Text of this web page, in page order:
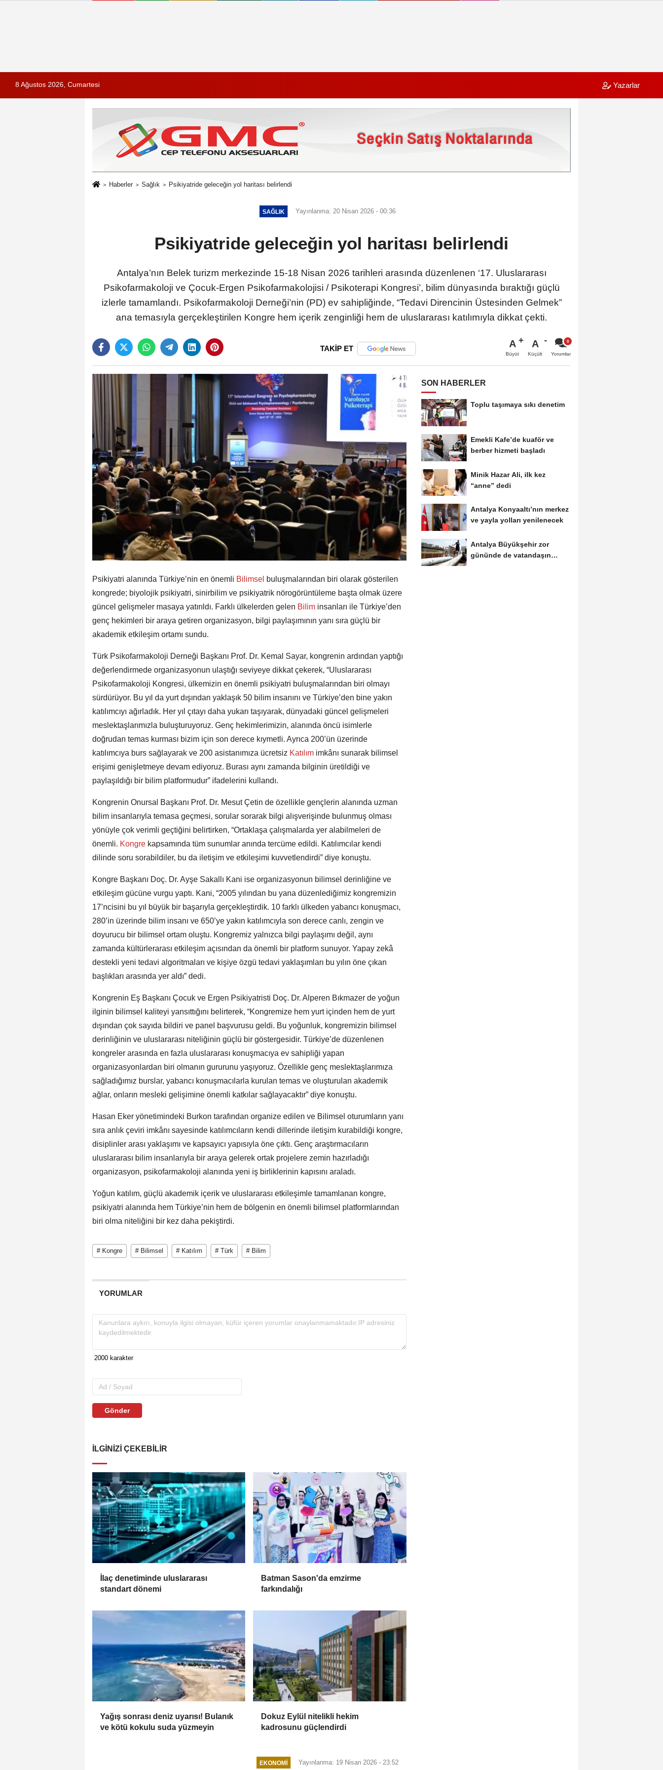
8 Ağustos 2026, Cumartesi Yazarlar
Haberler Sağlık Psikiyatride geleceğin yol haritası belirlendi
SAĞLIK Yayınlanma: 20 Nisan 2026 - 00:36
Psikiyatride geleceğin yol haritası belirlendi
Antalya’nın Belek turizm merkezinde 15-18 Nisan 2026 tarihleri arasında düzenlenen ‘17. Uluslararası
Psikofarmakoloji ve Çocuk-Ergen Psikofarmakolojisi / Psikoterapi Kongresi’, bilim dünyasında bıraktığı güçlü
izlerle tamamlandı. Psikofarmakoloji Derneği’nin (PD) ev sahipliğinde, “Tedavi Direncinin Üstesinden Gelmek”
ana temasıyla gerçekleştirilen Kongre hem içerik zenginliği hem de uluslararası katılımıyla dikkat çekti.
TAKİP ET A
Büyüt
A
Küçült Yorumlar
Psikiyatri alanında Türkiye’nin en önemli Bilimsel buluşmalarından biri olarak gösterilen
kongrede; biyolojik psikiyatri, sinirbilim ve psikiyatrik nörogörüntüleme başta olmak üzere
güncel gelişmeler masaya yatırıldı. Farklı ülkelerden gelen Bilim insanları ile Türkiye’den
genç hekimleri bir araya getiren organizasyon, bilgi paylaşımının yanı sıra güçlü bir
akademik etkileşim ortamı sundu.
Türk Psikofarmakoloji Derneği Başkanı Prof. Dr. Kemal Sayar, kongrenin ardından yaptığı
değerlendirmede organizasyonun ulaştığı seviyeye dikkat çekerek, “Uluslararası
Psikofarmakoloji Kongresi, ülkemizin en önemli psikiyatri buluşmalarından biri olmayı
sürdürüyor. Bu yıl da yurt dışından yaklaşık 50 bilim insanını ve Türkiye’den bine yakın
katılımcıyı ağırladık. Her yıl çıtayı daha yukarı taşıyarak, dünyadaki güncel gelişmeleri
meslektaşlarımızla buluşturuyoruz. Genç hekimlerimizin, alanında öncü isimlerle
doğrudan temas kurması bizim için son derece kıymetli. Ayrıca 200’ün üzerinde
katılımcıya burs sağlayarak ve 200 asistanımıza ücretsiz Katılım imkânı sunarak bilimsel
erişimi genişletmeye devam ediyoruz. Burası aynı zamanda bilginin üretildiği ve
paylaşıldığı bir bilim platformudur” ifadelerini kullandı.
Kongrenin Onursal Başkanı Prof. Dr. Mesut Çetin de özellikle gençlerin alanında uzman
bilim insanlarıyla temasa geçmesi, sorular sorarak bilgi alışverişinde bulunmuş olması
yönüyle çok verimli geçtiğini belirtirken, “Ortaklaşa çalışmalarda yer alabilmeleri de
önemli. Kongre kapsamında tüm sunumlar anında tercüme edildi. Katılımcılar kendi
dilinde soru sorabildiler, bu da iletişim ve etkileşimi kuvvetlendirdi” diye konuştu.
Kongre Başkanı Doç. Dr. Ayşe Sakallı Kani ise organizasyonun bilimsel derinliğine ve
etkileşim gücüne vurgu yaptı. Kani, “2005 yılından bu yana düzenlediğimiz kongremizin
17’ncisini bu yıl büyük bir başarıyla gerçekleştirdik. 10 farklı ülkeden yabancı konuşmacı,
280’in üzerinde bilim insanı ve 650’ye yakın katılımcıyla son derece canlı, zengin ve
doyurucu bir bilimsel ortam oluştu. Kongremiz yalnızca bilgi paylaşımı değil, aynı
zamanda kültürlerarası etkileşim açısından da önemli bir platform sunuyor. Yapay zekâ
destekli yeni tedavi algoritmaları ve kişiye özgü tedavi yaklaşımları bu yılın öne çıkan
başlıkları arasında yer aldı” dedi.
Kongrenin Eş Başkanı Çocuk ve Ergen Psikiyatristi Doç. Dr. Alperen Bıkmazer de yoğun
ilginin bilimsel kaliteyi yansıttığını belirterek, “Kongremize hem yurt içinden hem de yurt
dışından çok sayıda bildiri ve panel başvurusu geldi. Bu yoğunluk, kongremizin bilimsel
derinliğinin ve uluslararası niteliğinin güçlü bir göstergesidir. Türkiye’de düzenlenen
kongreler arasında en fazla uluslararası konuşmacıya ev sahipliği yapan
organizasyonlardan biri olmanın gururunu yaşıyoruz. Özellikle genç meslektaşlarımıza
sağladığımız burslar, yabancı konuşmacılarla kurulan temas ve oluşturulan akademik
ağlar, onların mesleki gelişimine önemli katkılar sağlayacaktır” diye konuştu.
Hasan Eker yönetimindeki Burkon tarafından organize edilen ve Bilimsel oturumların yanı
sıra anlık çeviri imkânı sayesinde katılımcıların kendi dillerinde iletişim kurabildiği kongre,
disiplinler arası yaklaşımı ve kapsayıcı yapısıyla öne çıktı. Genç araştırmacıların
uluslararası bilim insanlarıyla bir araya gelerek ortak projelere zemin hazırladığı
organizasyon, psikofarmakoloji alanında yeni iş birliklerinin kapısını araladı.
Yoğun katılım, güçlü akademik içerik ve uluslararası etkileşimle tamamlanan kongre,
psikiyatri alanında hem Türkiye’nin hem de bölgenin en önemli bilimsel platformlarından
biri olma niteliğini bir kez daha pekiştirdi.
# Kongre # Bilimsel # Katılım # Türk # Bilim
YORUMLAR
Gönder
İLGINIZI ÇEKEBILIR
İlaç denetiminde uluslararası
standart dönemi
Batman Sason'da emzirme
farkındalığı
Yağış sonrası deniz uyarısı! Bulanık
ve kötü kokulu suda yüzmeyin
Dokuz Eylül nitelikli hekim
kadrosunu güçlendirdi
SON HABERLER
Toplu taşımaya sıkı denetim
Emekli Kafe’de kuaför ve
berber hizmeti başladı
Minik Hazar Ali, ilk kez
“anne” dedi
Antalya Konyaaltı’nın merkez
ve yayla yolları yenilenecek
Antalya Büyükşehir zor
gününde de vatandaşın
EKONOMI Yayınlanma: 19 Nisan 2026 - 23:52